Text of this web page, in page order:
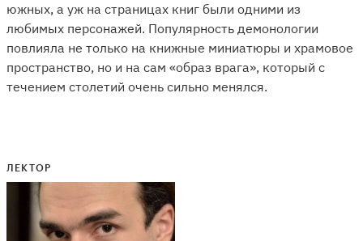
южных, а уж на страницах книг были одними из
любимых персонажей. Популярность демонологии
повлияла не только на книжные миниатюры и храмовое
пространство, но и на сам «образ врага», который с
течением столетий очень сильно менялся.
ЛЕКТОР